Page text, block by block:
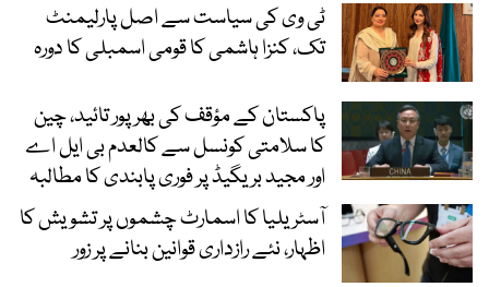
ٹی وی کی سیاست سے اصل پارلیمنٹ
تک، کنزا ہاشمی کا قومی اسمبلی کا دورہ
پاکستان کے مؤقف کی بھرپور تائید، چین
کا سلامتی کونسل سے کالعدم بی ایل اے
اور مجید بریگیڈ پر فوری پابندی کا مطالبہ
آسٹریلیا کا اسمارٹ چشموں پر تشویش کا
اظہار، نئے رازداری قوانین بنانے پر زور